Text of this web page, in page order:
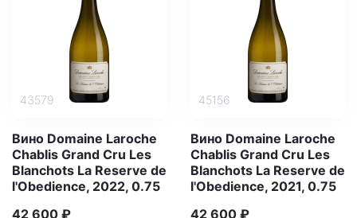
43579
Вино Domaine Laroche
Chablis Grand Cru Les
Blanchots La Reserve de
l'Obedience, 2022, 0.75
42 600 ₽
45156
Вино Domaine Laroche
Chablis Grand Cru Les
Blanchots La Reserve de
l'Obedience, 2021, 0.75
42 600 ₽